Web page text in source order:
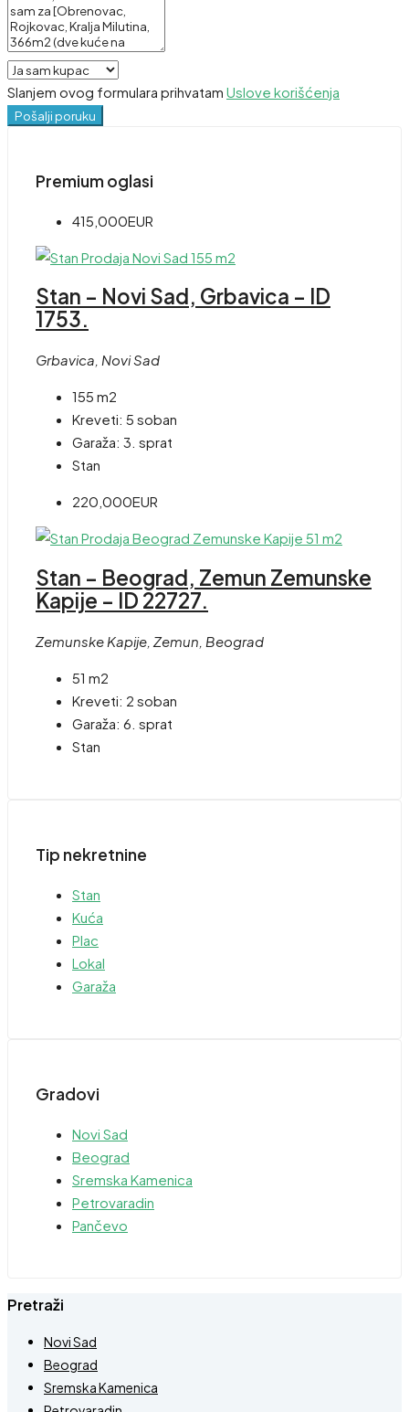
Slanjem ovog formulara prihvatam Uslove korišćenja
Pošalji poruku
Premium oglasi
415,000EUR
Stan – Novi Sad, Grbavica – ID
1753.
Grbavica, Novi Sad
155 m2
Kreveti: 5 soban
Garaža: 3. sprat
Stan
220,000EUR
Stan – Beograd, Zemun Zemunske
Kapije – ID 22727.
Zemunske Kapije, Zemun, Beograd
51 m2
Kreveti: 2 soban
Garaža: 6. sprat
Stan
Tip nekretnine
Stan
Kuća
Plac
Lokal
Garaža
Gradovi
Novi Sad
Beograd
Sremska Kamenica
Petrovaradin
Pančevo
Pretraži
Novi Sad
Beograd
Sremska Kamenica